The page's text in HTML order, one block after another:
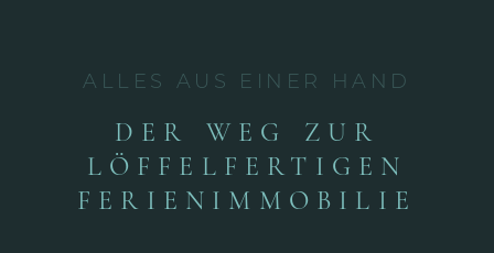
ALLES AUS EINER HAND
DER WEG ZUR
LÖFFELFERTIGEN
FERIENIMMOBILIE